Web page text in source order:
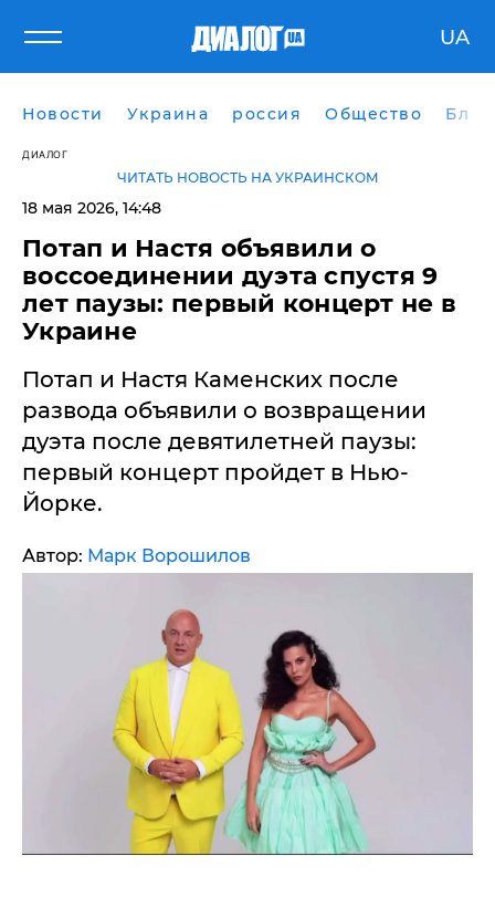
UA
Новости Украина россия Общество
ДИАЛОГ
ЧИТАТЬ НОВОСТЬ НА УКРАИНСКОМ
18 мая 2026, 14:48
Потап и Настя объявили о
воссоединении дуэта спустя 9
лет паузы: первый концерт не в
Украине
Потап и Настя Каменских после
развода объявили о возвращении
дуэта после девятилетней паузы:
первый концерт пройдет в Нью-
Йорке.
Автор: Марк Ворошилов